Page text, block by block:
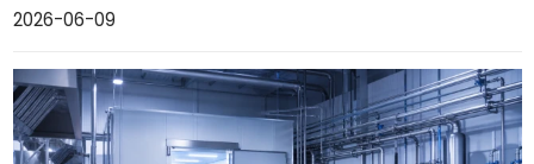
2026-06-09